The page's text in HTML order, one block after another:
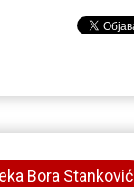
Bora Stanković